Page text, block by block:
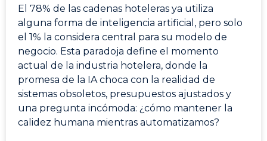
El 78% de las cadenas hoteleras ya utiliza
alguna forma de inteligencia artificial, pero solo
el 1% la considera central para su modelo de
negocio. Esta paradoja define el momento
actual de la industria hotelera, donde la
promesa de la IA choca con la realidad de
sistemas obsoletos, presupuestos ajustados y
una pregunta incómoda: ¿cómo mantener la
calidez humana mientras automatizamos?